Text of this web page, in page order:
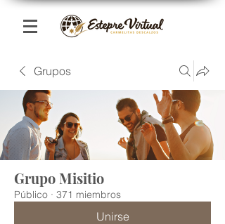
Grupos
Grupo Misitio
Público · 371 miembros
Unirse